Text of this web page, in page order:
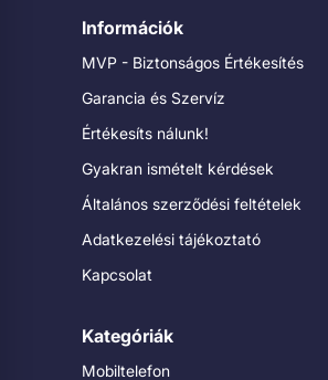
Információk
MVP - Biztonságos Értékesítés
Garancia és Szervíz
Értékesíts nálunk!
Gyakran ismételt kérdések
Általános szerződési feltételek
Adatkezelési tájékoztató
Kapcsolat
Kategóriák
Mobiltelefon